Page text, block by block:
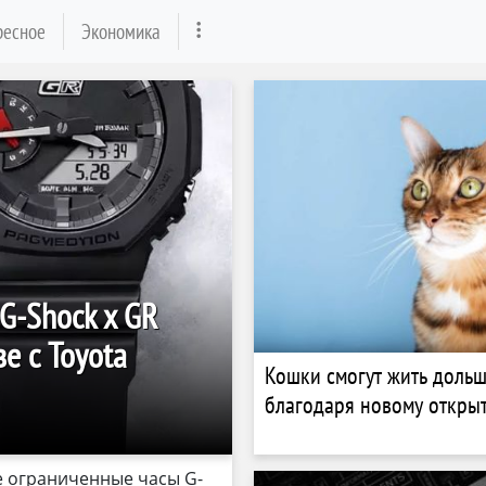
Экономика
Shock x GR
с Toyota
ограниченные часы G-
Кошки смогут жить
благодаря новому